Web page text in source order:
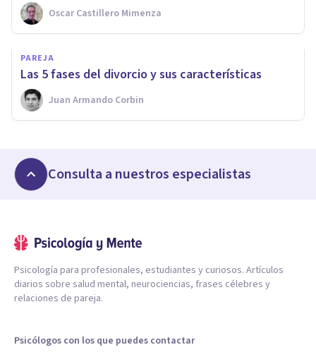
Oscar Castillero Mimenza
PAREJA
Las 5 fases del divorcio y sus características
Juan Armando Corbin
Consulta a nuestros especialistas
Psicología para profesionales, estudiantes y curiosos. Artículos
diarios sobre salud mental, neurociencias, frases célebres y
relaciones de pareja.
Psicólogos con los que puedes contactar